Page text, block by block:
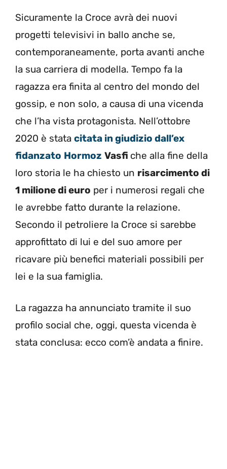
Sicuramente la Croce avrà dei nuovi
progetti televisivi in ballo anche se,
contemporaneamente, porta avanti anche
la sua carriera di modella. Tempo fa la
ragazza era finita al centro del mondo del
gossip, e non solo, a causa di una vicenda
che l’ha vista protagonista. Nell’ottobre
2020 è stata citata in giudizio dall’ex
fidanzato Hormoz Vasfi che alla fine della
loro storia le ha chiesto un risarcimento di
1 milione di euro per i numerosi regali che
le avrebbe fatto durante la relazione.
Secondo il petroliere la Croce si sarebbe
approfittato di lui e del suo amore per
ricavare più benefici materiali possibili per
lei e la sua famiglia.
La ragazza ha annunciato tramite il suo
profilo social che, oggi, questa vicenda è
stata conclusa: ecco com’è andata a finire.